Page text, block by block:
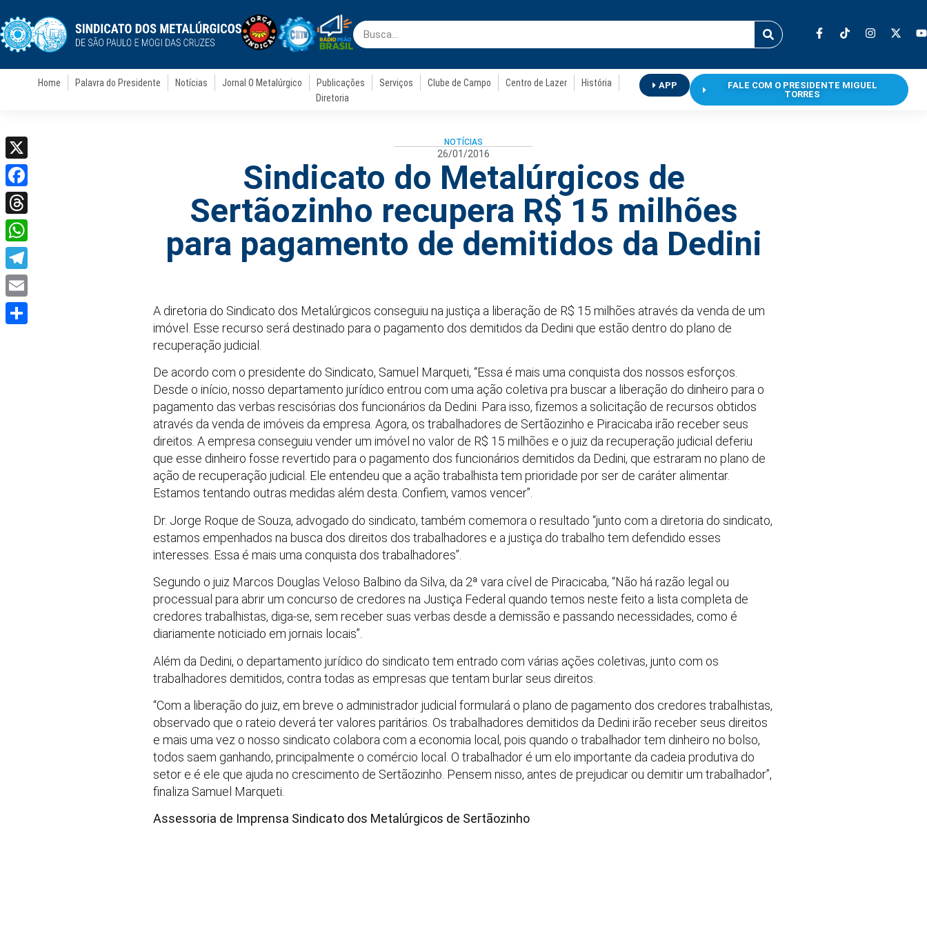
Home Palavra do Presidente Notícias Jornal O Metalúrgico Publicações Serviços Clube de Campo Centro de Lazer
História
Diretoria
APP
FALE COM O PRESIDENTE MIGUEL
TORRES
NOTÍCIAS
26/01/2016
Sindicato do Metalúrgicos de
Sertãozinho recupera R$ 15 milhões
para pagamento de demitidos da Dedini
A diretoria do Sindicato dos Metalúrgicos conseguiu na justiça a liberação de R$ 15 milhões através da venda de um
imóvel. Esse recurso será destinado para o pagamento dos demitidos da Dedini que estão dentro do plano de
recuperação judicial.
De acordo com o presidente do Sindicato, Samuel Marqueti, “Essa é mais uma conquista dos nossos esforços.
Desde o início, nosso departamento jurídico entrou com uma ação coletiva pra buscar a liberação do dinheiro para o
pagamento das verbas rescisórias dos funcionários da Dedini. Para isso, fizemos a solicitação de recursos obtidos
através da venda de imóveis da empresa. Agora, os trabalhadores de Sertãozinho e Piracicaba irão receber seus
direitos. A empresa conseguiu vender um imóvel no valor de R$ 15 milhões e o juiz da recuperação judicial deferiu
que esse dinheiro fosse revertido para o pagamento dos funcionários demitidos da Dedini, que estraram no plano de
ação de recuperação judicial. Ele entendeu que a ação trabalhista tem prioridade por ser de caráter alimentar.
Estamos tentando outras medidas além desta. Confiem, vamos vencer”.
Dr. Jorge Roque de Souza, advogado do sindicato, também comemora o resultado “junto com a diretoria do sindicato,
estamos empenhados na busca dos direitos dos trabalhadores e a justiça do trabalho tem defendido esses
interesses. Essa é mais uma conquista dos trabalhadores”.
Segundo o juiz Marcos Douglas Veloso Balbino da Silva, da 2ª vara cível de Piracicaba, “Não há razão legal ou
processual para abrir um concurso de credores na Justiça Federal quando temos neste feito a lista completa de
credores trabalhistas, diga-se, sem receber suas verbas desde a demissão e passando necessidades, como é
diariamente noticiado em jornais locais”.
Além da Dedini, o departamento jurídico do sindicato tem entrado com várias ações coletivas, junto com os
trabalhadores demitidos, contra todas as empresas que tentam burlar seus direitos.
“Com a liberação do juiz, em breve o administrador judicial formulará o plano de pagamento dos credores trabalhistas,
observado que o rateio deverá ter valores paritários. Os trabalhadores demitidos da Dedini irão receber seus direitos
e mais uma vez o nosso sindicato colabora com a economia local, pois quando o trabalhador tem dinheiro no bolso,
todos saem ganhando, principalmente o comércio local. O trabalhador é um elo importante da cadeia produtiva do
setor e é ele que ajuda no crescimento de Sertãozinho. Pensem nisso, antes de prejudicar ou demitir um trabalhador”,
finaliza Samuel Marqueti.
Assessoria de Imprensa Sindicato dos Metalúrgicos de Sertãozinho
X
Facebook
Threads
WhatsApp
Telegram
Email